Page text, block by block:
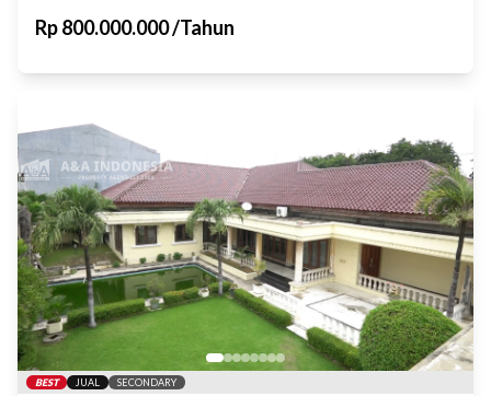
Rp800.000.000/Tahun
BEST JUAL SECONDARY